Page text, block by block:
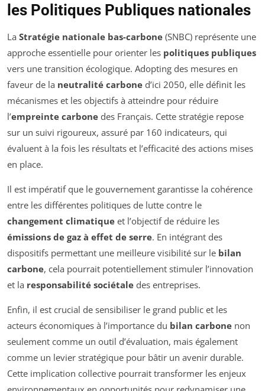
les Politiques Publiques nationales
La Stratégie nationale bas-carbone (SNBC) représente une
approche essentielle pour orienter les politiques publiques
vers une transition écologique. Adopting des mesures en
faveur de la neutralité carbone d’ici 2050, elle définit les
mécanismes et les objectifs à atteindre pour réduire
l’empreinte carbone des Français. Cette stratégie repose
sur un suivi rigoureux, assuré par 160 indicateurs, qui
évaluent à la fois les résultats et l’efficacité des actions mises
en place.
Il est impératif que le gouvernement garantisse la cohérence
entre les différentes politiques de lutte contre le
changement climatique et l’objectif de réduire les
émissions de gaz à effet de serre. En intégrant des
dispositifs permettant une meilleure visibilité sur le bilan
carbone, cela pourrait potentiellement stimuler l’innovation
et la responsabilité sociétale des entreprises.
Enfin, il est crucial de sensibiliser le grand public et les
acteurs économiques à l’importance du bilan carbone non
seulement comme un outil d’évaluation, mais également
comme un levier stratégique pour bâtir un avenir durable.
Cette implication collective pourrait transformer les enjeux